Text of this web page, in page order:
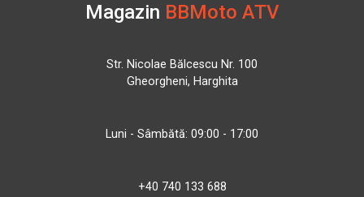
Magazin BBMoto ATV
Str. Nicolae Bălcescu Nr. 100
Gheorgheni, Harghita
Luni - Sâmbătă: 09:00 - 17:00
+40 740 133 688